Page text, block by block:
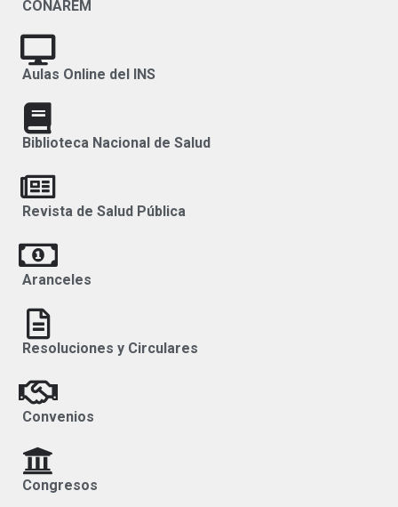
CONAREM
Aulas Online del INS
Biblioteca Nacional de Salud
Revista de Salud Pública
Aranceles
Resoluciones y Circulares
Convenios
Congresos